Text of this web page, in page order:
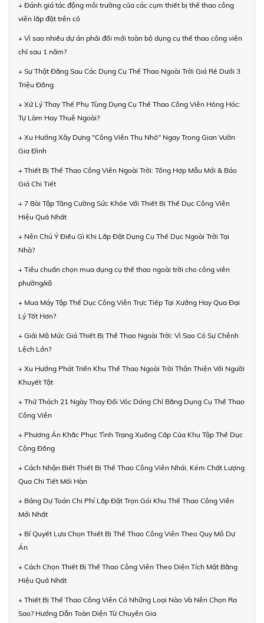
+ Đánh giá tác động môi trường của các cụm thiết bị thể thao công
viên lắp đặt trên cỏ
+ Vì sao nhiều dự án phải đổi mới toàn bộ dụng cụ thể thao công viên
chỉ sau 1 năm?
+ Sự Thật Đằng Sau Các Dụng Cụ Thể Thao Ngoài Trời Giá Rẻ Dưới 3
Triệu Đồng
+ Xử Lý Thay Thế Phụ Tùng Dụng Cụ Thể Thao Công Viên Hỏng Hóc:
Tự Làm Hay Thuê Ngoài?
+ Xu Hướng Xây Dựng "Công Viên Thu Nhỏ" Ngay Trong Gian Vườn
Gia Đình
+ Thiết Bị Thể Thao Công Viên Ngoài Trời: Tổng Hợp Mẫu Mới & Báo
Giá Chi Tiết
+ 7 Bài Tập Tăng Cường Sức Khỏe Với Thiết Bị Thể Dục Công Viên
Hiệu Quả Nhất
+ Nên Chú Ý Điều Gì Khi Lắp Đặt Dụng Cụ Thể Dục Ngoài Trời Tại
Nhà?
+ Tiêu chuẩn chọn mua dụng cụ thể thao ngoài trời cho công viên
phường/xã
+ Mua Máy Tập Thể Dục Công Viên Trực Tiếp Tại Xưởng Hay Qua Đại
Lý Tốt Hơn?
+ Giải Mã Mức Giá Thiết Bị Thể Thao Ngoài Trời: Vì Sao Có Sự Chênh
Lệch Lớn?
+ Xu Hướng Phát Triển Khu Thể Thao Ngoài Trời Thân Thiện Với Người
Khuyết Tật
+ Thử Thách 21 Ngày Thay Đổi Vóc Dáng Chỉ Bằng Dụng Cụ Thể Thao
Công Viên
+ Phương Án Khắc Phục Tình Trạng Xuống Cấp Của Khu Tập Thể Dục
Cộng Đồng
+ Cách Nhận Biết Thiết Bị Thể Thao Công Viên Nhái, Kém Chất Lượng
Qua Chi Tiết Mối Hàn
+ Bảng Dự Toán Chi Phí Lắp Đặt Trọn Gói Khu Thể Thao Công Viên
Mới Nhất
+ Bí Quyết Lựa Chọn Thiết Bị Thể Thao Công Viên Theo Quy Mô Dự
Án
+ Cách Chọn Thiết Bị Thể Thao Công Viên Theo Diện Tích Mặt Bằng
Hiệu Quả Nhất
+ Thiết Bị Thể Thao Công Viên Có Những Loại Nào Và Nên Chọn Ra
Sao? Hướng Dẫn Toàn Diện Từ Chuyên Gia